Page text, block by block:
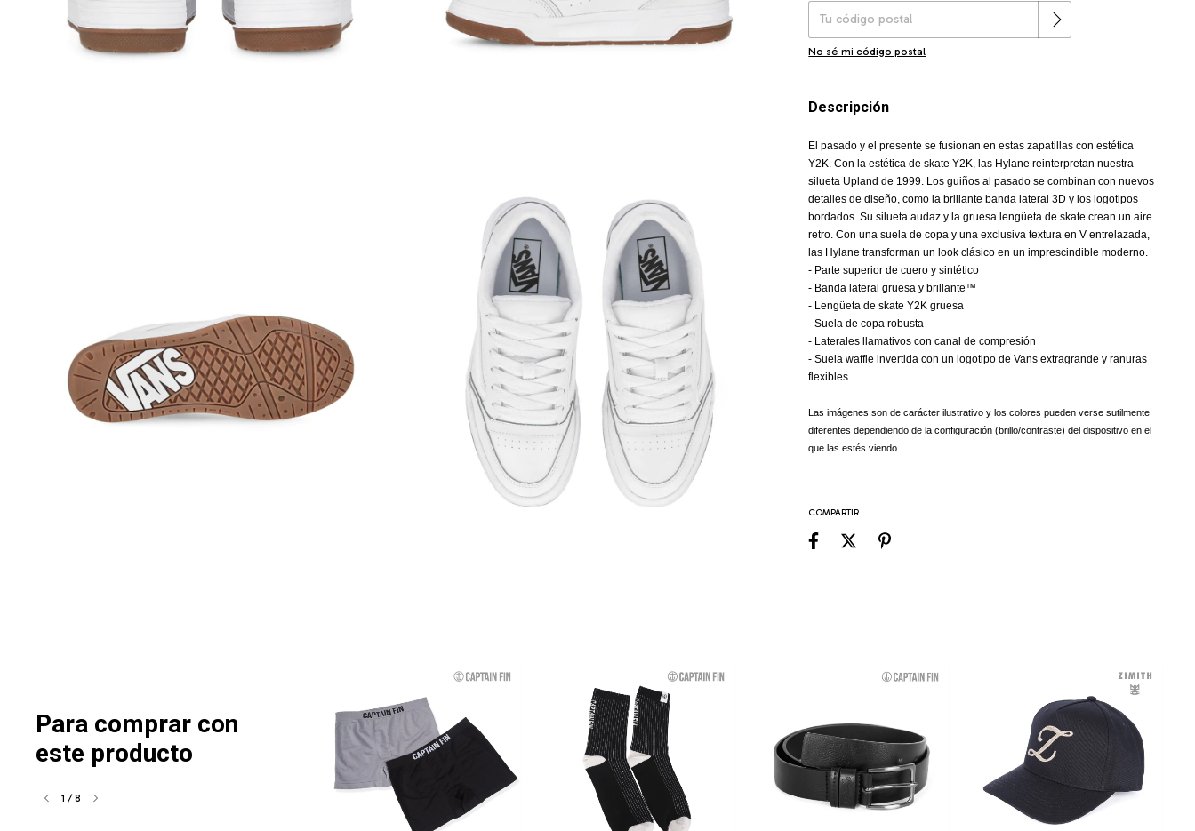
No sé mi código postal
Descripción
El pasado y el presente se fusionan en estas zapatillas con estética
Y2K. Con la estética de skate Y2K, las Hylane reinterpretan nuestra
silueta Upland de 1999. Los guiños al pasado se combinan con nuevos
detalles de diseño, como la brillante banda lateral 3D y los logotipos
bordados. Su silueta audaz y la gruesa lengüeta de skate crean un aire
retro. Con una suela de copa y una exclusiva textura en V entrelazada,
las Hylane transforman un look clásico en un imprescindible moderno.
- Parte superior de cuero y sintético
- Banda lateral gruesa y brillante™
- Lengüeta de skate Y2K gruesa
- Suela de copa robusta
- Laterales llamativos con canal de compresión
- Suela waffle invertida con un logotipo de Vans extragrande y ranuras
flexibles
Las imágenes son de carácter ilustrativo y los colores pueden verse sutilmente
diferentes dependiendo de la configuración (brillo/contraste) del dispositivo en el
que las estés viendo.
COMPARTIR
Para comprar con
este producto
1 /8